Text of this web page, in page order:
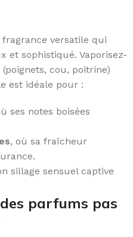
versatile qui
et sophistiqué. Vaporisez-
cou, poitrine)
est idéale pour :
ses notes boisées
, où sa fraîcheur
sillage sensuel captive
parfums pas